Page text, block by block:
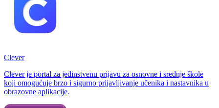
Clever
Clever je portal za jedinstvenu prijavu za osnovne i srednje škole
koji omogućuje brzo i sigurno prijavljivanje učenika i nastavnika u
obrazovne aplikacije.